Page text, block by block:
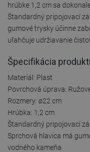
hrúbke 1,2 cm sa
Štandardný pripojovací
gumové trysky účinne
uľahčuje udržiavanie
Špecifikácia
Materiál: Plast
Povrchová úprava:
Rozmery: ø22 cm
Hrúbka: 1,2 cm
Štandardný pripojovací
Sprchová hlavica má
vodného kameňa